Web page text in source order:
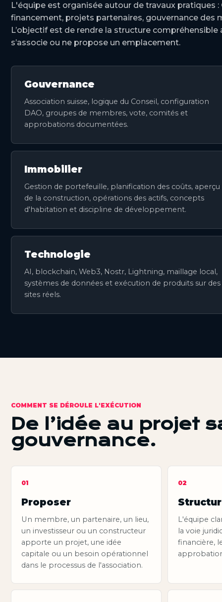
L'équipe est organisée autour de travaux pratiques
financement, projets partenaires, gouvernance
L’objectif est de rendre la structure compréhensible
s’associe ou ne propose un emplacement.
Gouvernance
Association suisse, logique du Conseil, configuration
DAO, groupes de membres, vote, comités et
approbations documentées.
Immobilier
Gestion de portefeuille, planification des coûts, aperçu
de la construction, opérations des actifs, concepts
d'habitation et discipline de développement.
Technologie
AI, blockchain, Web3, Nostr, Lightning, maillage local,
systèmes de données et exécution de produits sur des
sites réels.
COMMENT SE DÉROULE L'EXÉCUTION
De l’idée au projet
gouvernance.
01
Proposer
Un membre, un partenaire, un lieu,
un investisseur ou un constructeur
apporte un projet, une idée
capitale ou un besoin opérationnel
dans le processus de l'association.
02
L'équipe
la voie
financière,